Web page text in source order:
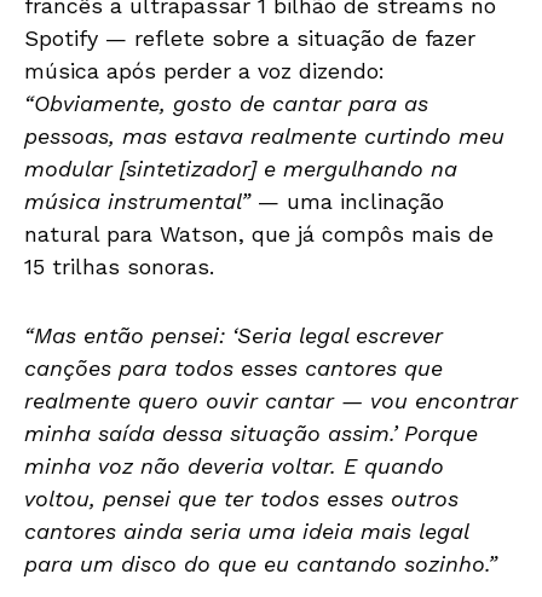
francês a ultrapassar 1 bilhão de streams no
Spotify — reflete sobre a situação de fazer
música após perder a voz dizendo:
“Obviamente, gosto de cantar para as
pessoas, mas estava realmente curtindo meu
modular [sintetizador] e mergulhando na
música instrumental” — uma inclinação
natural para Watson, que já compôs mais de
15 trilhas sonoras.
“Mas então pensei: ‘Seria legal escrever
canções para todos esses cantores que
realmente quero ouvir cantar — vou encontrar
minha saída dessa situação assim.’ Porque
minha voz não deveria voltar. E quando
voltou, pensei que ter todos esses outros
cantores ainda seria uma ideia mais legal
para um disco do que eu cantando sozinho.”